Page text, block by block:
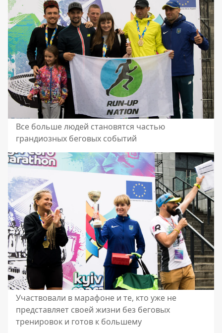
Все больше людей становятся частью
грандиозных беговых событий
Участвовали в марафоне и те, кто уже не
представляет своей жизни без беговых
тренировок и готов к большему